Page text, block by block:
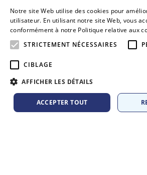
Liens utiles
Notre site Web utilise des cookies pour
utilisateur. En utilisant notre site Web, vous
conformément à notre Politique relative aux
STRICTEMENT NÉCESSAIRES
CIBLAGE
AFFICHER LES DÉTAILS
ACCEPTER TOUT